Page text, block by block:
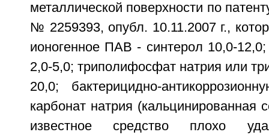
металлической поверхности по
№ 2259393, опубл. 10.11.2007 г.,
ионогенное ПАВ - синтерол 10,0-12,0;
2,0-5,0; триполифосфат натрия или
20,0; бактерицидно-
карбонат натрия (кальцинированная
известное средство плохо